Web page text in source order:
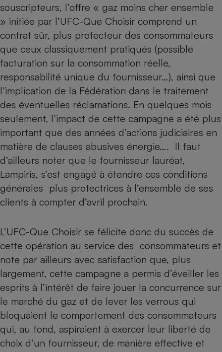
souscripteurs, l’offre « gaz moins cher ensemble
» initiée par l’UFC-Que Choisir comprend un
contrat sûr, plus protecteur des consommateurs
que ceux classiquement pratiqués (possible
facturation sur la consommation réelle,
responsabilité unique du fournisseur…), ainsi que
l’implication de la Fédération dans le traitement
des éventuelles réclamations. En quelques mois
seulement, l’impact de cette campagne a été plus
important que des années d’actions judiciaires en
matière de clauses abusives énergie…. Il faut
d’ailleurs noter que le fournisseur lauréat,
Lampiris, s’est engagé à étendre ces conditions
générales plus protectrices à l’ensemble de ses
clients à compter d’avril prochain.
L’UFC-Que Choisir se félicite donc du succès de
cette opération au service des consommateurs et
note par ailleurs avec satisfaction que, plus
largement, cette campagne a permis d’éveiller les
esprits à l’intérêt de faire jouer la concurrence sur
le marché du gaz et de lever les verrous qui
bloquaient le comportement des consommateurs
qui, au fond, aspiraient à exercer leur liberté de
choix d’un fournisseur, de manière effective et